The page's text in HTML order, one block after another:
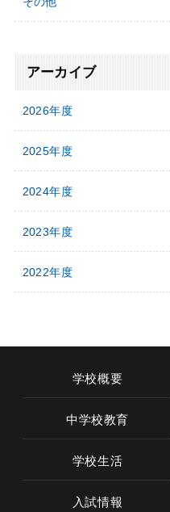
アーカイブ
2026年度
2025年度
2024年度
2023年度
2022年度
学校概要
中学校教育
学校生活
入試情報